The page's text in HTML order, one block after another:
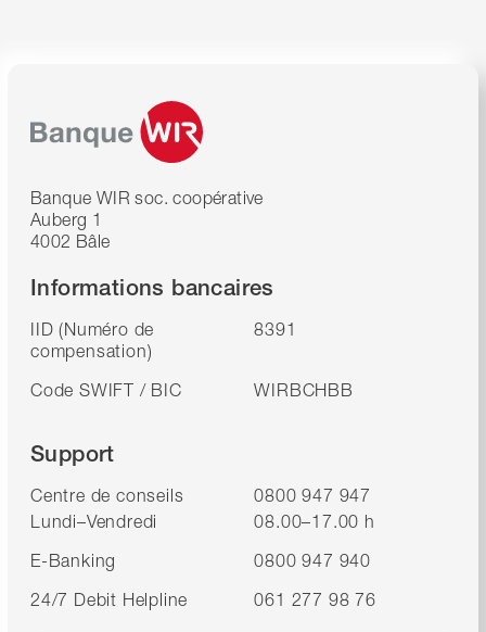
Banque WIR soc. coopérative
Auberg 1
4002 Bâle
Informations bancaires
IID (Numéro de
compensation)
8391
Code SWIFT / BIC WIRBCHBB
Support
Centre de conseils
0800 947 947
Lundi–Vendredi
08.00–17.00 h
E-Banking
0800 947 940
24/7 Debit Helpline
061 277 98 76